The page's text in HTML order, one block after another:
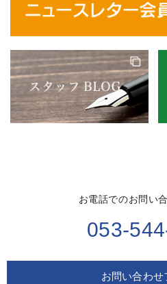
お電話でのお問い
053-
お問い合わせ